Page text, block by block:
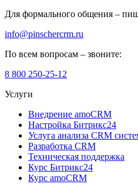
Для формального общения –
info@pinschercrm.ru
По всем вопросам – звоните:
8 800 250-25-12
Услуги
Внедрение amoCRM
Настройка Битрикс24
Услуга анализа CRM
Разработка CRM
Техническая поддержка
Курс Битрикс24
Курс amoCRM